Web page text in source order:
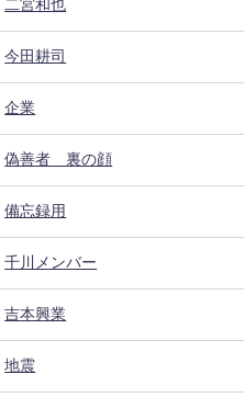
二宮和也
今田耕司
企業
偽善者 裏の顔
備忘録用
千川メンバー
吉本興業
地震